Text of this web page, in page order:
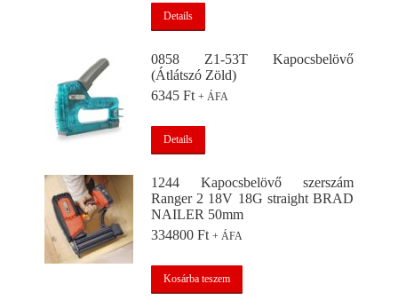
Details
0858 Z1-53T Kapocsbelövő
(Átlátszó Zöld)
6345 Ft + ÁFA
Details
1244 Kapocsbelövő szerszám
Ranger 2 18V 18G straight BRAD
NAILER 50mm
334800 Ft + ÁFA
Kosárba teszem